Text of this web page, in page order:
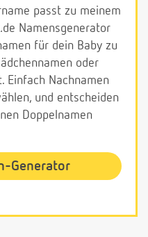
passt zu meinem
Namensgenerator
für dein Baby zu
oder
Einfach Nachnamen
und entscheiden
Doppelnamen
Generator